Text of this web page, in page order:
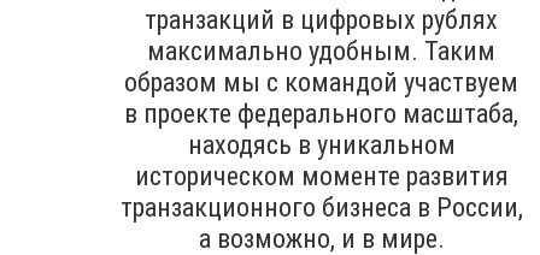
транзакций в цифровых рублях
максимально удобным. Таким
образом мы с командой участвуем
в проекте федерального масштаба,
находясь в уникальном
историческом моменте развития
транзакционного бизнеса в России,
а возможно, и в мире.